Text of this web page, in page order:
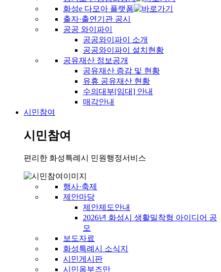
화성e 다모아 플랫폼
출자·출연기관 공시
공공 와이파이
공공와이파이 소개
공공와이파이 설치현황
공유재산 정보공개
공유재산 증감 및 현황
유휴 공유재산 현황
수의대부[임대] 안내
매각안내
시민참여
시민참여
편리한 화성특례시 민원행정서비스
행사·축제
제안마당
제안제도안내
2026년 화성시 생활밀착형 아이디어 공
모
보도자료
화성특례시 소식지
시민게시판
시민옴부즈만